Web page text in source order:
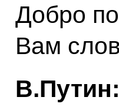
Добро
Вам
В.Путин: